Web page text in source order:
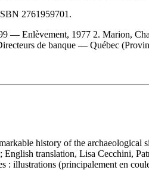
2761959701 .
— Enlèvement, 1977 2. Marion,
de banque — Québec
history of the archaeological
English translation, Lisa Cecchini,
: illustrations (principalement en